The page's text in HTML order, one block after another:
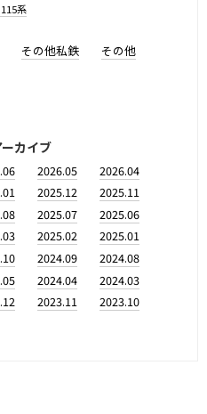
系
その他私鉄 その他
カイブ
2026.05
2026.04
2025.12
2025.11
2025.07
2025.06
2025.02
2025.01
2024.09
2024.08
2024.04
2024.03
2023.11
2023.10